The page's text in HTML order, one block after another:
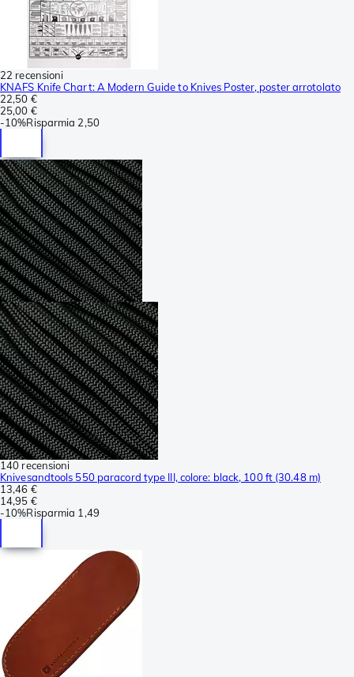
22 recensioni
KNAFS Knife Chart: A Modern Guide to Knives Poster, poster arrotolato
22,50 €
25,00 €
-10%Risparmia 2,50
140 recensioni
Knivesandtools 550 paracord type III, colore: black, 100 ft (30.48 m)
13,46 €
14,95 €
-10%Risparmia 1,49